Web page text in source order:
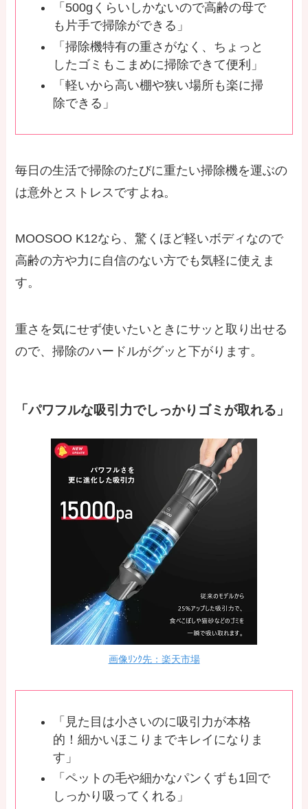
「500gくらいしかないので高齢の母で
も片手で掃除ができる」
「掃除機特有の重さがなく、ちょっと
したゴミもこまめに掃除できて便利」
「軽いから高い棚や狭い場所も楽に掃
除できる」
毎日の生活で掃除のたびに重たい掃除機を運ぶの
は意外とストレスですよね。
MOOSOO K12なら、驚くほど軽いボディなので
高齢の方や力に自信のない方でも気軽に使えま
す。
重さを気にせず使いたいときにサッと取り出せる
ので、掃除のハードルがグッと下がります。
「パワフルな吸引力でしっかりゴミが取れる」
画像ﾘﾝｸ先：楽天市場
「見た目は小さいのに吸引力が本格
的！細かいほこりまでキレイになりま
す」
「ペットの毛や細かなパンくずも1回で
しっかり吸ってくれる」